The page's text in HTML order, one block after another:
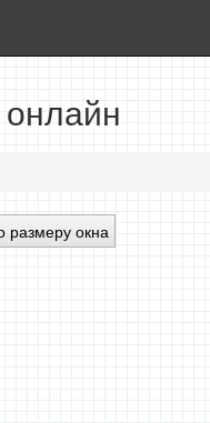
размеру окна